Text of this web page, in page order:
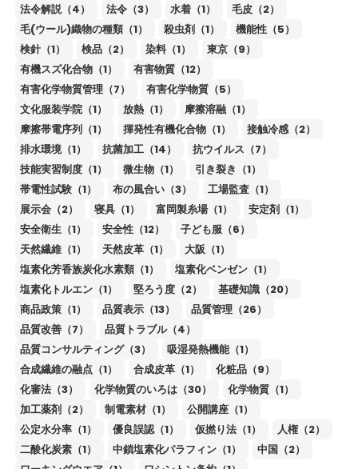
法令解説（4）
法令（3） 水着（1）
毛皮（2）
毛(ウール)織物の種類（1）
殺虫剤（1）
機能性（5）
検針（1）
検品（2） 染料（1）
東京（9）
有機スズ化合物（1）
有害物質（12）
有害化学物質管理（7）
有害化学物質（5）
文化服装学院（1）
放熱（1）
摩擦溶融（1）
摩擦帯電序列（1）
揮発性有機化合物（1）
接触冷感（2）
排水環境（1）
抗菌加工（14）
抗ウイルス（7）
技能実習制度（1）
微生物（1）
引き裂き（1）
帯電性試験（1）
布の風合い（3）
工場監査（1）
展示会（2）
寝具（1） 富岡製糸場（1）
安定剤（1）
安全衛生（1）
安全性（12）
子ども服（6）
天然繊維（1）
天然皮革（1）
大阪（1）
塩素化芳香族炭化水素類（1）
塩素化ベンゼン（1）
塩素化トルエン（1）
堅ろう度（2）
基礎知識（20）
商品政策（1）
品質表示（13）
品質管理（26）
品質改善（7）
品質トラブル（4）
品質コンサルティング（3）
吸湿発熱機能（1）
合成繊維の融点（1）
合成皮革（1）
化粧品（9）
化審法（3）
化学物質のいろは（30）
化学物質（1）
加工薬剤（2）
制電素材（1）
公開講座（1）
公定水分率（1）
優良誤認（1） 仮撚り法（1）
人権（2）
二酸化炭素（1）
中鎖塩素化パラフィン（1）
中国（2）